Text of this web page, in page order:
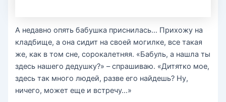
А недавно опять бабушка приснилась… Прихожу на
кладбище, а она сидит на своей могилке, все такая
же, как в том сне, сорокалетняя. «Бабуль, а нашла ты
здесь нашего дедушку?» – спрашиваю. «Дитятко мое,
здесь так много людей, разве его найдешь? Ну,
ничего, может еще и встречу…»